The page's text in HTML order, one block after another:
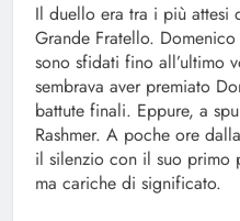
Il duello era tra i più attesi
Grande Fratello.
sono sfidati fino all’ultimo
sembrava aver premiato
battute finali. Eppure, a
Rashmer. A poche ore
il silenzio con il suo primo
ma cariche di significato.